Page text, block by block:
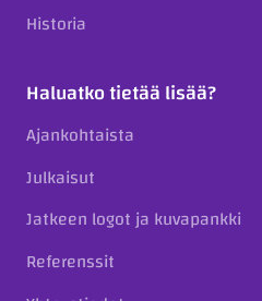
Historia
Haluatko tietää lisää?
Ajankohtaista
Julkaisut
Jatkeen logot ja kuvapankki
Referenssit